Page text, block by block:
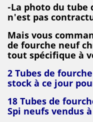
-La photo du tube
n'est pas
Mais vous
de fourche neuf
tout spécifique à
2 Tubes de
stock à ce jour
18 Tubes de
Spi neufs vendus